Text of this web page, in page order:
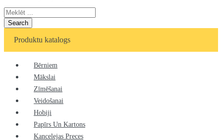
Search
Produktu katalogs
Bērniem
Mākslai
Zīmēšanai
Veidošanai
Hobiji
Papīrs Un Kartons
Kancelejas Preces